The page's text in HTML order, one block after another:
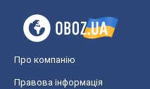
Про компанію
Правова інформація